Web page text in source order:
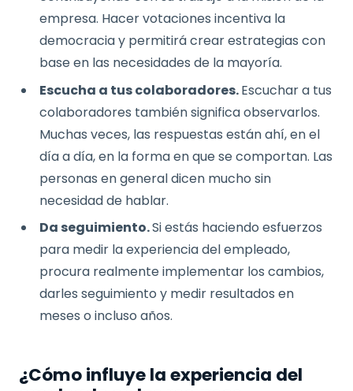
empresa. Hacer votaciones incentiva la
democracia y permitirá crear estrategias con
base en las necesidades de la mayoría.
Escucha a tus colaboradores.Escuchar a tus
colaboradores también significa observarlos.
Muchas veces, las respuestas están ahí, en el
día a día, en la forma en que se comportan. Las
personas en general dicen mucho sin
necesidad de hablar.
Da seguimiento.Si estás haciendo esfuerzos
para medir la experiencia del empleado,
procura realmente implementar los cambios,
darles seguimiento y medir resultados en
meses o incluso años.
¿Cómo influye la experiencia del